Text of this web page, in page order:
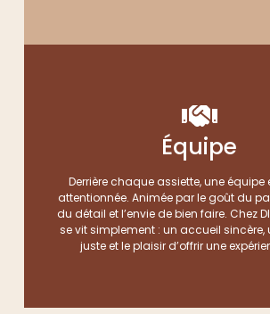
Équipe
Derrière chaque assiette, une équipe
attentionnée. Animée par le goût du
du détail et l’envie de bien faire. Chez
se vit simplement : un accueil sincère,
juste et le plaisir d’offrir une